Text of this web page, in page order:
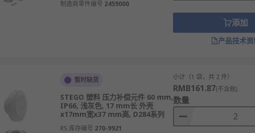
制造商零件编号 2459000
添加
产品技术
暂时缺货
STEGO 塑料 压力补偿元件 60 mm,
IP66, 浅灰色, 17 mm长 外壳
x17mm宽x37 mm高, D284系列
RS 库存编号 270-9921
小计（1 袋，共 2 件）
RMB161.87(不含税)
数量